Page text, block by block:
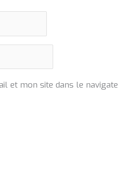
et mon site dans le